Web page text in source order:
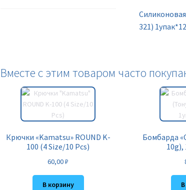
321)
Вместе с этим товаром часто
Крючки «Kamatsu» ROUND K-
100 (4 Size/10 Pcs)
60,00₽
В корзину
Бомбарда
10g),